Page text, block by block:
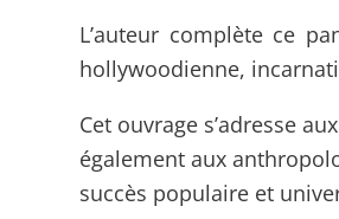
L’auteur complète ce
hollywoodienne,
Cet ouvrage s’adresse
également aux
succès populaire et